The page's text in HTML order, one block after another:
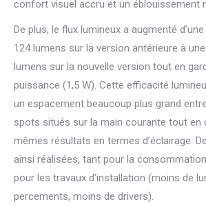
confort visuel accru et un éblouissement
De plus, le flux lumineux a augmenté
124 lumens sur la version antérieure à
lumens sur la nouvelle version tout en
puissance (1,5 W). Cette efficacité
un espacement beaucoup plus grand
spots situés sur la main courante tout en
mêmes résultats en termes d’éclairage.
ainsi réalisées, tant pour la
pour les travaux d’installation (moins de
percements, moins de drivers).